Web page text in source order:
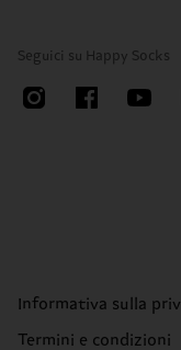
Seguici su Happy Socks
Informativa sulla
Termini e condizioni